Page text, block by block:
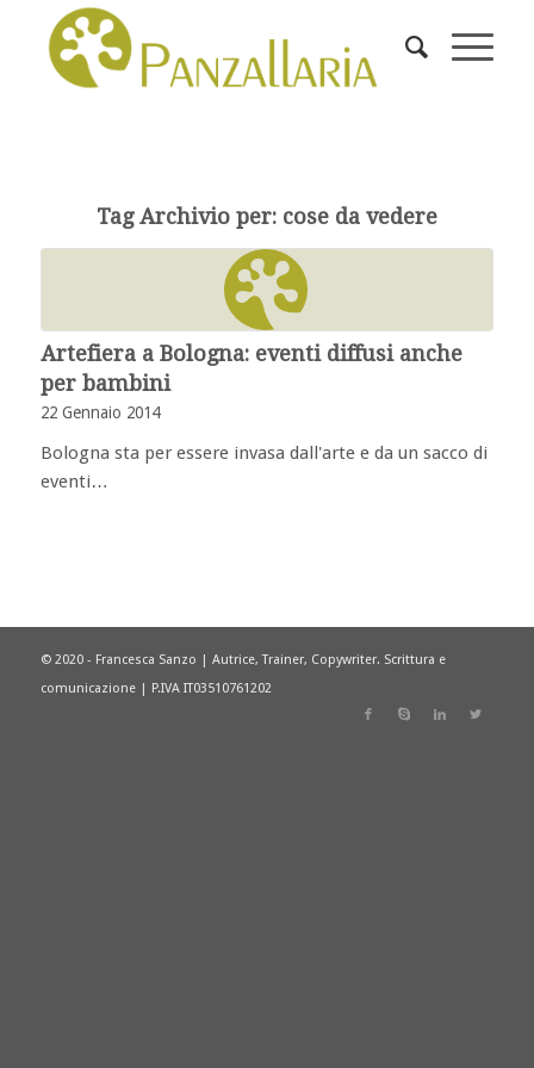
Tag Archivio per: cose da vedere
Artefiera a Bologna: eventi diffusi anche
per bambini
22 Gennaio 2014
Bologna sta per essere invasa dall'arte e da un sacco di
eventi…
© 2020 - Francesca Sanzo | Autrice, Trainer, Copywriter. Scrittura e
comunicazione | P.IVA IT03510761202